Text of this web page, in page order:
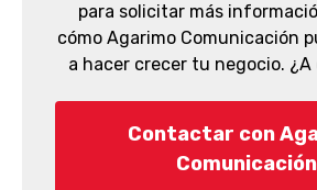
para solicitar más
cómo Agarimo Comunicación
a hacer crecer tu negocio. ¿A
Contactar con
Comunicación